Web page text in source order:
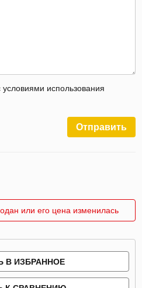
использования
Отправить
или его цена изменилась
В ИЗБРАННОЕ